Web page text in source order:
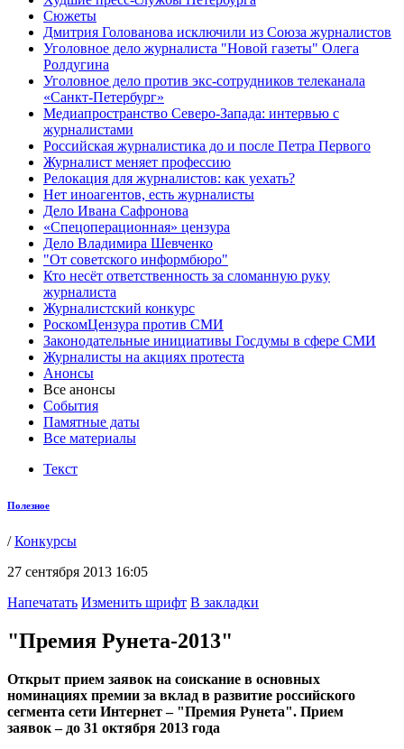
Сюжеты
Дмитрия Голованова исключили из Союза журналистов
Уголовное дело журналиста "Новой газеты" Олега
Ролдугина
Уголовное дело против экс-сотрудников телеканала
«Санкт-Петербург»
Медиапространство Северо-Запада: интервью с
журналистами
Российская журналистика до и после Петра Первого
Журналист меняет профессию
Релокация для журналистов: как уехать?
Нет иноагентов, есть журналисты
Дело Ивана Сафронова
«Спецоперационная» цензура
Дело Владимира Шевченко
"От советского информбюро"
Кто несёт ответственность за сломанную руку
журналиста
Журналистский конкурс
РоскомЦензура против СМИ
Законодательные инициативы Госдумы в сфере СМИ
Журналисты на акциях протеста
Анонсы
Все анонсы
События
Памятные даты
Все материалы
Текст
Полезное
/Конкурсы
27 сентября 2013 16:05
Напечатать Изменить шрифт В закладки
"Премия Рунета-2013"
Открыт прием заявок на соискание в основных
номинациях премии за вклад в развитие российского
сегмента сети Интернет – "Премия Рунета". Прием
заявок– до 31 октября 2013 года